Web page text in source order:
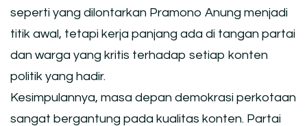
seperti yang dilontarkan Pramono Anung menjadi
titik awal, tetapi kerja panjang ada di tangan partai
dan warga yang kritis terhadap setiap konten
politik yang hadir.
Kesimpulannya, masa depan demokrasi perkotaan
sangat bergantung pada kualitas konten. Partai